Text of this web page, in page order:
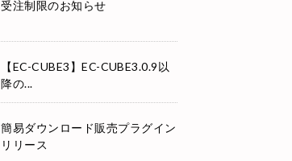
受注制限のお知らせ
【EC-CUBE3】EC-CUBE3.0.9以
降の...
簡易ダウンロード販売プラグイン
リリース